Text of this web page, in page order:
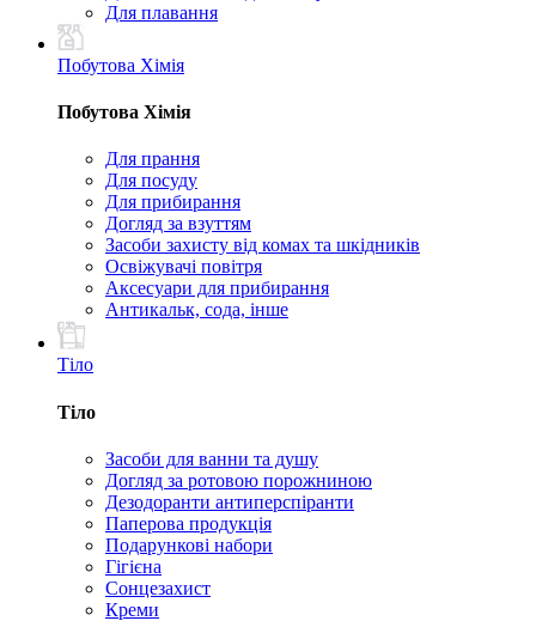
Для плавання
Побутова Хімія
Побутова Хімія
Для прання
Для посуду
Для прибирання
Догляд за взуттям
Засоби захисту від комах та шкідників
Освіжувачі повітря
Аксесуари для прибирання
Антикальк, сода, інше
Тіло
Тіло
Засоби для ванни та душу
Догляд за ротовою порожниною
Дезодоранти антиперспіранти
Паперова продукція
Подарункові набори
Гігієна
Сонцезахист
Креми